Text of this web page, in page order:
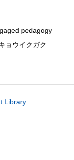
pedagogy
ョウイクガク
Library